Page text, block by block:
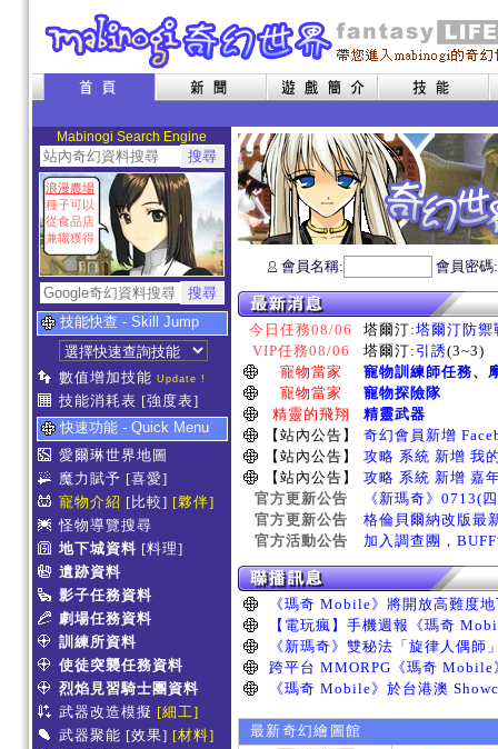
Mabinogi Search Engine
浪漫農場
種子可以
從食品店
兼職獲得
技能快查 - Skill Jump
數值增加技能 Update !
技能消耗表 [強度表]
快速功能 - Quick Menu
愛爾琳世界地圖
魔力賦予 [喜愛]
寵物介紹 [比較] [夥伴]
怪物導覽搜尋
地下城資料 [料理]
遺跡資料
影子任務資料
劇場任務資料
訓練所資料
使徒突襲任務資料
烈焰見習騎士團資料
武器改造模擬 [細工]
武器聚能 [效果] [材料]
會員名稱: 會員密
今日任務08/06 塔爾汀:塔爾汀防禦
VIP任務08/06
塔爾汀: 引誘(3~3)
寵物當家
寵物訓練師任務、
寵物當家
寵物探險隊
精靈的飛翔
精靈武器
【站內公告】
奇幻會員新增
【站內公告】
攻略 系統 新增 我
【站內公告】
攻略 系統 新增 嘉
官方更新公告
《新瑪奇》0713(
官方更新公告
格倫貝爾納改版最
官方活動公告
加入調查團，
最新奇幻繪圖館